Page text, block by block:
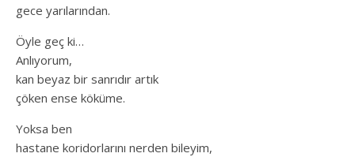
gece yarılarından.
Öyle geç ki…
Anlıyorum,
kan beyaz bir sanrıdır artık
çöken ense köküme.
Yoksa ben
hastane koridorlarını nerden bileyim,